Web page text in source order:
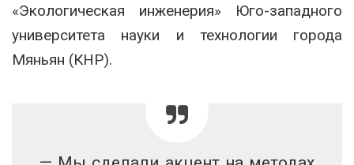
«Экологическая инженерия» Юго-западного
университета науки и технологии города
Мяньян (КНР).